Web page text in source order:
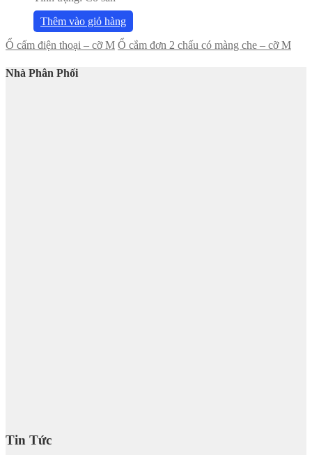
Thêm vào giỏ hàng
Ổ cấm điện thoại – cỡ M Ổ cắm đơn 2 chấu có màng che – cỡ M
Nhà Phân Phối
Tin Tức